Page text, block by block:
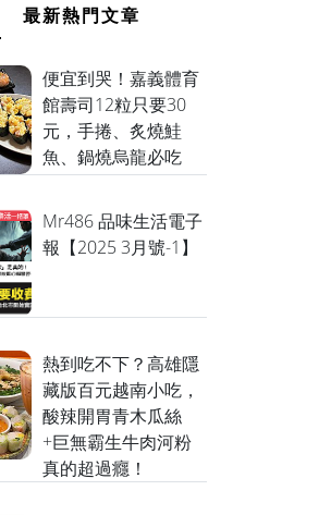
最新熱門文章
便宜到哭！嘉義體育
館壽司12粒只要30
元，手捲、炙燒鮭
魚、鍋燒烏龍必吃
Mr486 品味生活電子
報【2025 3月號-1】
熱到吃不下？高雄隱
藏版百元越南小吃，
酸辣開胃青木瓜絲
+巨無霸生牛肉河粉
真的超過癮！